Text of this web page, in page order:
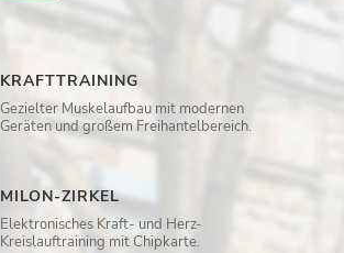
KRAFTTRAINING
Gezielter Muskelaufbau mit modernen
Geräten und großem Freihantelbereich.
MILON-ZIRKEL
Elektronisches Kraft- und Herz-
Kreislauftraining mit Chipkarte.